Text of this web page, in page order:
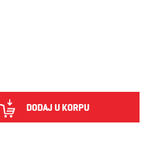
DODAJ U KORPU